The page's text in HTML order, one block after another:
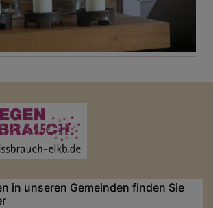
in unseren Gemeinden finden Sie